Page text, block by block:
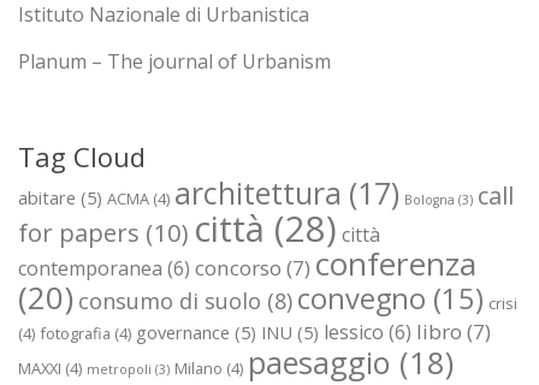
Istituto Nazionale di Urbanistica
Planum – The journal of Urbanism
Tag Cloud
abitare (5) ACMA (4) architettura (17) Bologna (3) call
for papers (10) città (28) città
contemporanea (6) concorso (7) conferenza
(20) consumo di suolo (8) convegno (15) crisi
(4) fotografia (4) governance (5) INU (5) lessico (6) libro (7)
MAXXI (4) metropoli (3) Milano (4) paesaggio (18)